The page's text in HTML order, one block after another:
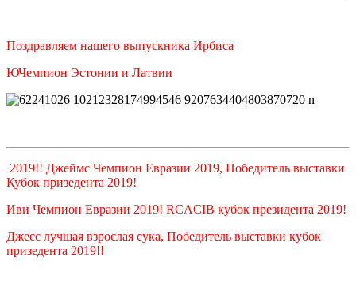
Поздравляем нашего выпускника Ирбиса
ЮЧемпион Эстонии и Латвии
2019!! Джеймс Чемпион Eвразии 2019, Победитель выставки
Кубок призедента 2019!
Иви Чемпион Eвразии 2019! RCACIB кубок президента 2019!
Джесс лучшая взрослая сука, Победитель выставки кубок
призедента 2019!!